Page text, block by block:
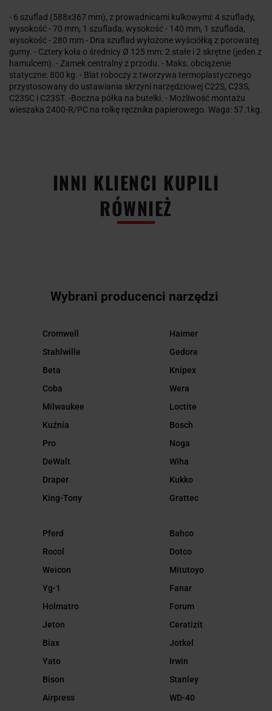
- 6 szuflad (588x367 mm), z prowadnicami kulkowymi: 4 szuflady,
wysokość - 70 mm, 1 szuflada, wysokość - 140 mm, 1 szuflada,
wysokość - 280 mm - Dna szuflad wyłożone wyściółką z porowatej
gumy. - Cztery koła o średnicy Ø 125 mm: 2 stałe i 2 skrętne (jeden z
hamulcem). - Zamek centralny z przodu. - Maks. obciążenie
statyczne: 800 kg. - Blat roboczy z tworzywa termoplastycznego
przystosowany do ustawiania skrzyni narzędziowej C22S, C23S,
C23SC i C23ST. -Boczna półka na butelki. - Możliwość montażu
wieszaka 2400-R/PC na rolkę ręcznika papierowego. Waga: 57.1kg.
INNI KLIENCI KUPILI
RÓWNIEŻ
Wybrani producenci narzędzi
Cromwell
Stahlwille
Beta
Coba
Milwaukee
Kuźnia
Pro
DeWalt
Draper
King-Tony
Haimer
Gedore
Knipex
Wera
Loctite
Bosch
Noga
Wiha
Kukko
Grattec
Pferd
Rocol
Weicon
Yg-1
Holmatro
Jeton
Biax
Yato
Bison
Airpress
Bahco
Dotco
Mitutoyo
Fanar
Forum
Ceratizit
Jotkel
Irwin
Stanley
WD-40